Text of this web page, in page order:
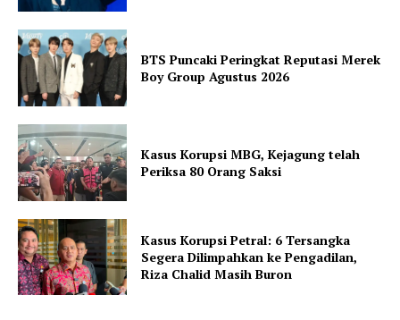
BTS Puncaki Peringkat Reputasi Merek
Boy Group Agustus 2026
Kasus Korupsi MBG, Kejagung telah
Periksa 80 Orang Saksi
Kasus Korupsi Petral: 6 Tersangka
Segera Dilimpahkan ke Pengadilan,
Riza Chalid Masih Buron